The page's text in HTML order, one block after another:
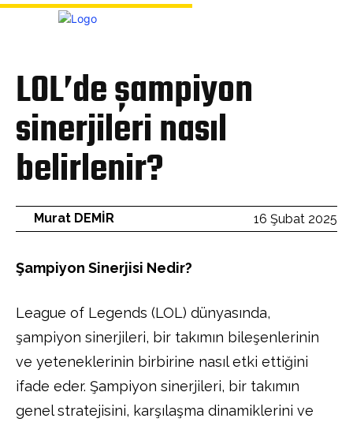
LOL’de şampiyon
sinerjileri nasıl
belirlenir?
16 Şubat 2025
Murat DEMİR
Şampiyon Sinerjisi Nedir?
League of Legends (LOL) dünyasında,
şampiyon sinerjileri, bir takımın bileşenlerinin
ve yeteneklerinin birbirine nasıl etki ettiğini
ifade eder. Şampiyon sinerjileri, bir takımın
genel stratejisini, karşılaşma dinamiklerini ve